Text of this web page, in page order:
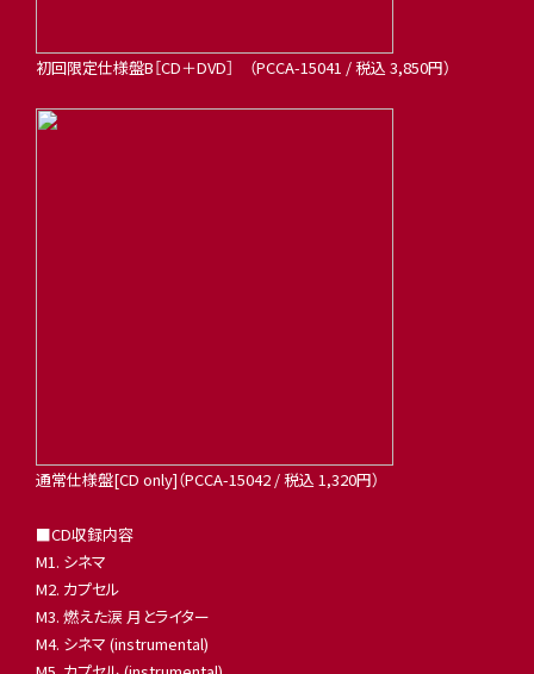
初回限定仕様盤B［CD＋DVD］ （PCCA-15041 / 税込 3,850円）
通常仕様盤[CD only]（PCCA-15042 / 税込 1,320円）
■CD収録内容
M1. シネマ
M2. カプセル
M3. 燃えた涙 月とライター
M4. シネマ (instrumental)